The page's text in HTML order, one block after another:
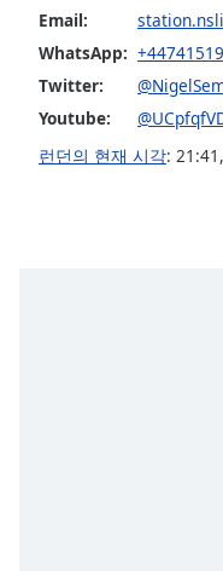
Email:
WhatsApp:
Twitter:
Youtube:
런던의 현재 시각: 21:41 ,